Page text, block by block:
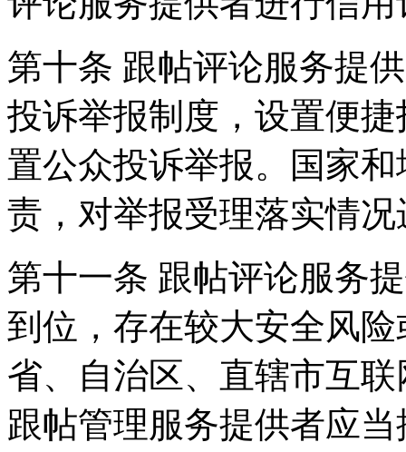
第十条 跟帖评论服务提
投诉举报制度，设置便
置公众投诉举报。国家
责，对举报受理落实情
第十一条 跟帖评论服务
到位，存在较大安全风
省、自治区、直辖市互
跟帖管理服务提供者应